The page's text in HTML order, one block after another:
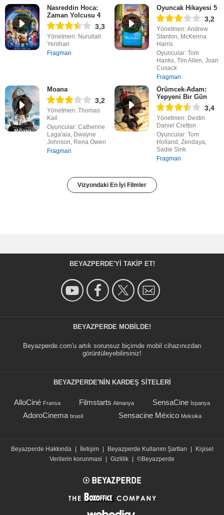
Nasreddin Hoca:
Zaman Yolcusu 4
3,3
Yönetmen: Nurullah
Yenihan
Fragman
Oyuncak Hikayesi 5
3,2
Yönetmen: Andrew
Stanton, McKenna
Harris
Oyuncular: Tom
Hanks, Tim Allen, Joan
Cusack
Fragman
Moana
3,2
Yönetmen: Thomas
Kail
Oyuncular: Catherine
Laga'aia, Dwayne
Johnson, Rena Owen
Fragman
Örümcek-Adam:
Yepyeni Bir Gün
3,4
Yönetmen: Destin
Daniel Cretton
Oyuncular: Tom
Holland, Zendaya,
Sadie Sink
Fragman
Vizyondaki En İyi Filmler
BEYAZPERDE'YI TAKIP ET!
BEYAZPERDE MOBILDE!
Beyazperde.com'u artık sorunsuz biçimde mobil cihazınızdan
görüntüleyebilirsiniz!
BEYAZPERDE'NIN KARDEŞ SİTELERİ
AlloCiné Fransa Filmstarts Almanya SensaCine İspanya
AdoroCinema brasil Sensacine México Meksika
Beyazperde Hakkında İletişim Beyazperde Kullanım Şartları
Kişisel
Verilerin korunmasi
Gizlilik ©Beyazperde